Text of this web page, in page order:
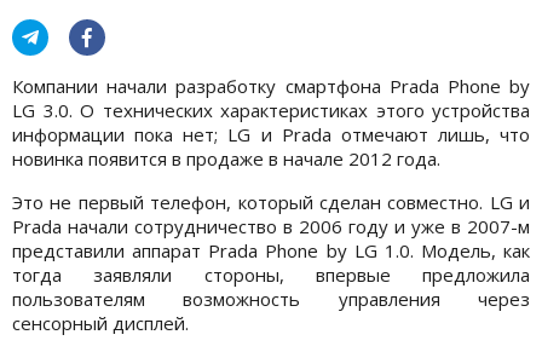
Компании начали разработку смартфона Prada Phone by
LG 3.0. О технических характеристиках этого устройства
информации пока нет; LG и Prada отмечают лишь, что
новинка появится в продаже в начале 2012 года.
Это не первый телефон, который сделан совместно. LG и
Prada начали сотрудничество в 2006 году и уже в 2007-м
представили аппарат Prada Phone by LG 1.0. Модель, как
тогда заявляли стороны, впервые предложила
пользователям возможность управления через
сенсорный дисплей.